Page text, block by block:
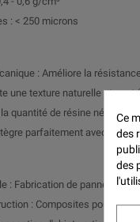
: < 250 microns
: Améliore la
une texture naturelle et
quantité de résine
parfaitement avec les
: Fabrication de panneaux,
: Composites pour
Ce
des
des